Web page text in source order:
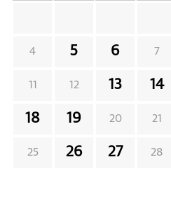
4 5 6 7
11 12 13 14
18 19 20 21
25 26 27 28